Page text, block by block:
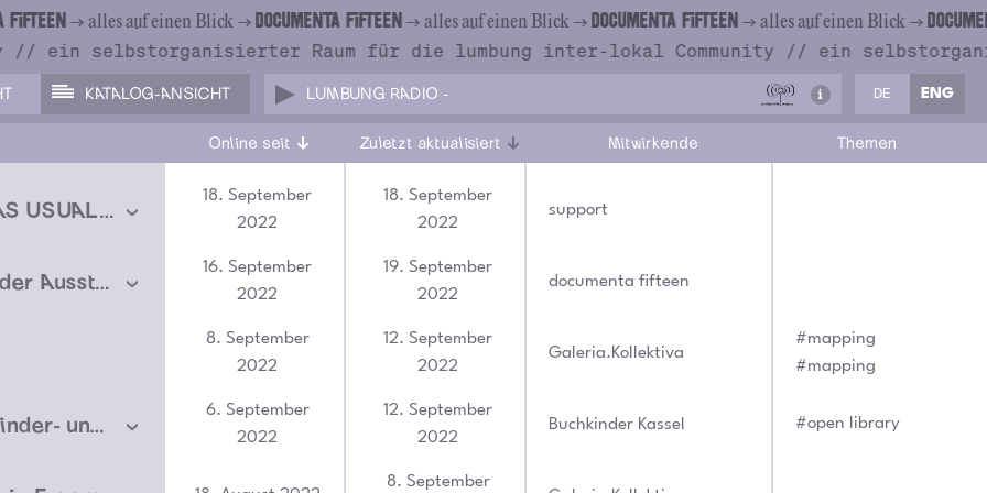
→ alles auf einen Blick →DOCUMENTA FIFTEEN→ alles auf einen Blick →DOCUMENTA FIFTEEN→ alles auf einen Blick →DOCUMENTA
ein selbstorganisierter Raum für die lumbung inter-lokal Community //ein
KATALOG-ANSICHT LUMBUNG RADIO - DE ENG
Online seit Zuletzt aktualisiert Mitwirkende Themen
BUSINESS AS USUAL – Frauke Rohenkohl
18. September
2022
18. September
2022
support
Materialien der Ausstellung abzugeben
16. September
2022
19. September
2022
documenta fifteen
8. September
2022
12. September
2022
Galeria.Kollektiva
#mapping
#mapping
storytales Kinder- und Jugendbuchfestival 2022
6. September
2022
12. September
2022
Buchkinder Kassel #open library
8. September